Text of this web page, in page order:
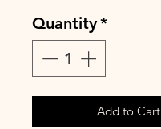
Quantity*
Add to Cart